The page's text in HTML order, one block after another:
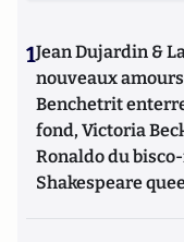
1Jean Dujardin &
nouveaux
Benchetrit
fond, Victoria
Ronaldo du
Shakespeare